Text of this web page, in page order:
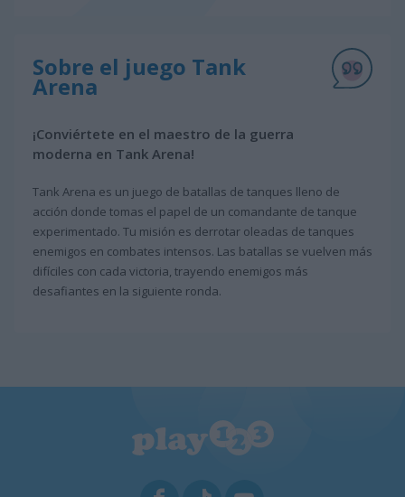
Sobre el juego Tank
Arena
¡Conviértete en el maestro de la guerra
moderna en Tank Arena!
Tank Arena es un juego de batallas de tanques lleno de
acción donde tomas el papel de un comandante de tanque
experimentado. Tu misión es derrotar oleadas de tanques
enemigos en combates intensos. Las batallas se vuelven más
difíciles con cada victoria, trayendo enemigos más
desafiantes en la siguiente ronda.